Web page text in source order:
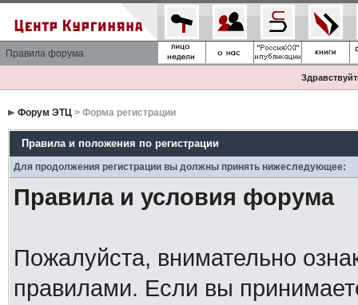
Правила форума
Форум ЭТЦ> Форма регистрации
Правила и положения по регистрации
Для продолжения регистрации вы должны принять нижеследующее:
Правила и условия форума
Пожалуйста, внимательно
правилами. Если вы